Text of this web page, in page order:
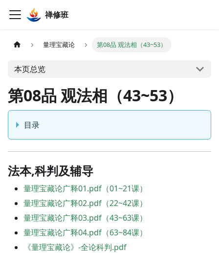
禅修班
量理宝藏论 第08品 观法相（43~53）
本页总览
第08品 观法相（43~53）
目录
法本,科判及辅导
量理宝藏论广释01.pdf（01~21课）
量理宝藏论广释02.pdf（22~42课）
量理宝藏论广释03.pdf（43~63课）
量理宝藏论广释04.pdf（63~84课）
《量理宝藏论》-全论科判.pdf